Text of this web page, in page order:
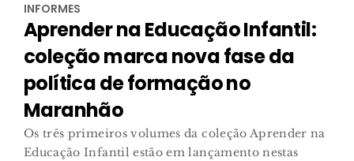
INFORMES
Aprender na Educação Infantil:
coleção marca nova fase da
política de formação no
Maranhão
Os três primeiros volumes da coleção Aprender na
Educação Infantil estão em lançamento nestas